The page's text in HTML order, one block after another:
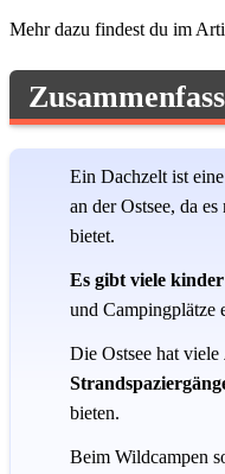
Mehr dazu findest du im
Ein Dachzelt ist eine
an der Ostsee, da
bietet.
Es gibt viele kinder
und Campingplätze
Die Ostsee hat viele
bieten.
Beim Wildcampen